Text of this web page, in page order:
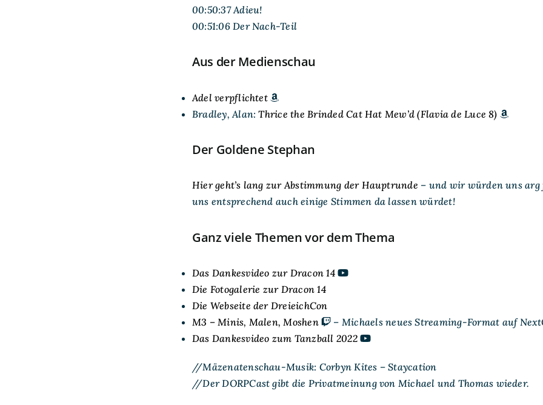
00:50:37 Adieu!
00:51:06 Der Nach-Teil
Aus der Medienschau
Adel verpflichtet
Bradley, Alan:Thrice the Brinded Cat Hat Mew’d (Flavia de Luce 8)
Der Goldene Stephan
Hier geht’s lang zur Abstimmung der Hauptrunde – und wir würden uns
uns entsprechend auch einige Stimmen da lassen würdet!
Ganz viele Themen vor dem Thema
Das Dankesvideo zur Dracon 14
Die Fotogalerie zur Dracon 14
Die Webseite der DreieichCon
M3 – Minis, Malen, Moshen
– Michaels neues Streaming-Format auf
Das Dankesvideo zum Tanzball 2022
//Mäzenatenschau-Musik: Corbyn Kites – Staycation
//Der DORPCast gibt die Privatmeinung von Michael und Thomas wieder.